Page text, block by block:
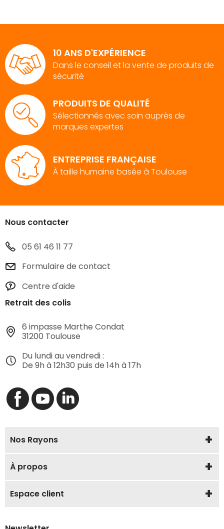
10 ANS D'EXPÉRIENCE
Dans le conseil et la vente de produits de
sécurité
PRODUITS DE QUALITÉ
Sélectionnés avec soin auprès de
marques expertes
ENTREPRISE FRANÇAISE
À taille humaine basée à Toulouse
Nous contacter
05 61 46 11 77
Formulaire de contact
Centre d'aide
Retrait des colis
6 impasse Marthe Condat
31200 Toulouse
Du lundi au vendredi :
De 9h à 12h30 puis de 14h à 17h
Nos Rayons
À propos
Espace client